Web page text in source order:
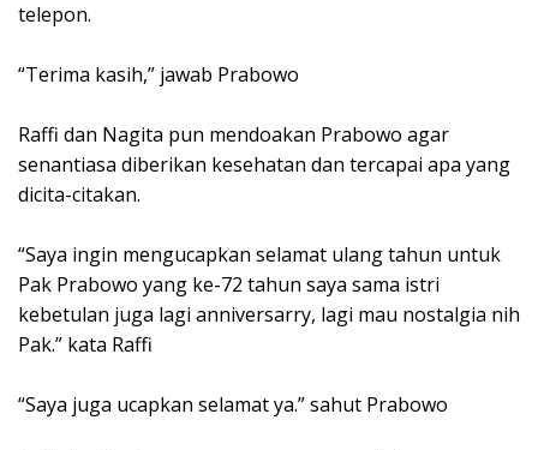
telepon.
“Terima kasih,” jawab Prabowo
Raffi dan Nagita pun mendoakan Prabowo agar
senantiasa diberikan kesehatan dan tercapai apa yang
dicita-citakan.
“Saya ingin mengucapkan selamat ulang tahun untuk
Pak Prabowo yang ke-72 tahun saya sama istri
kebetulan juga lagi anniversarry, lagi mau nostalgia nih
Pak.” kata Raffi
“Saya juga ucapkan selamat ya.” sahut Prabowo